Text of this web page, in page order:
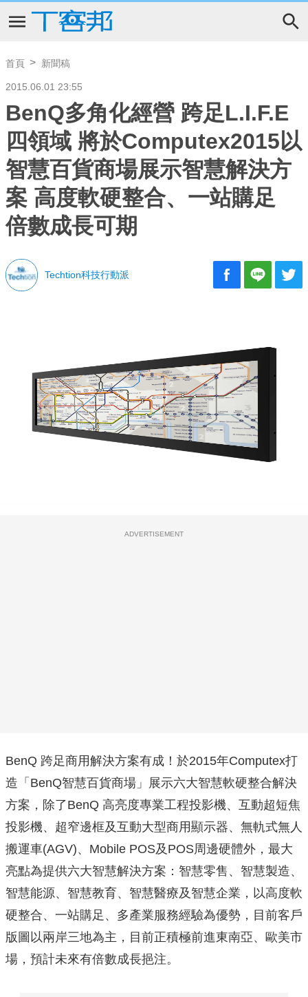
首頁 新聞稿
2015.06.01 23:55
BenQ多角化經營 跨足L.I.F.E
四領域 將於Computex2015以
智慧百貨商場展示智慧解決方
案 高度軟硬整合、一站購足
倍數成長可期
Techtion科技行動派
ADVERTISEMENT
BenQ 跨足商用解決方案有成！於2015年Computex打
造「BenQ智慧百貨商場」展示六大智慧軟硬整合解決
方案，除了BenQ 高亮度專業工程投影機、互動超短焦
投影機、超窄邊框及互動大型商用顯示器、無軌式無人
搬運車(AGV)、Mobile POS及POS周邊硬體外，最大
亮點為提供六大智慧解決方案：智慧零售、智慧製造、
智慧能源、智慧教育、智慧醫療及智慧企業，以高度軟
硬整合、一站購足、多產業服務經驗為優勢，目前客戶
版圖以兩岸三地為主，目前正積極前進東南亞、歐美市
場，預計未來有倍數成長挹注。